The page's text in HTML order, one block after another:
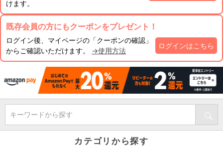
けます。
既存会員の方にもクーポンをプレゼント！
ログイン後、マイページの「クーポンの確認」
からご確認いただけます。 →使用方法
ログインはこちら
キーワードから探す
カテゴリから探す